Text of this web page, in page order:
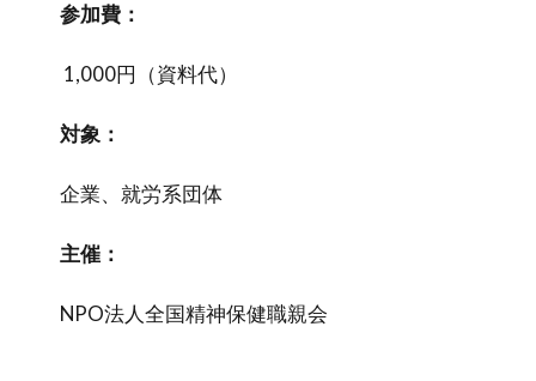
参加費：
1,000円（資料代）
対象：
企業、就労系団体
主催：
NPO法人全国精神保健職親会